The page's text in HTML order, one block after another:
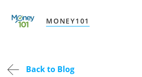
MONEY101
Back to Blog